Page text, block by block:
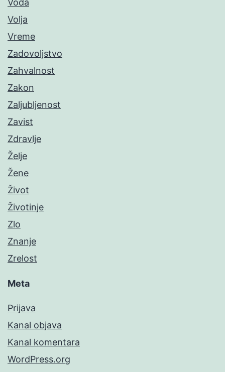
Voda
Volja
Vreme
Zadovoljstvo
Zahvalnost
Zakon
Zaljubljenost
Zavist
Zdravlje
Želje
Žene
Život
Životinje
Zlo
Znanje
Zrelost
Meta
Prijava
Kanal objava
Kanal komentara
WordPress.org